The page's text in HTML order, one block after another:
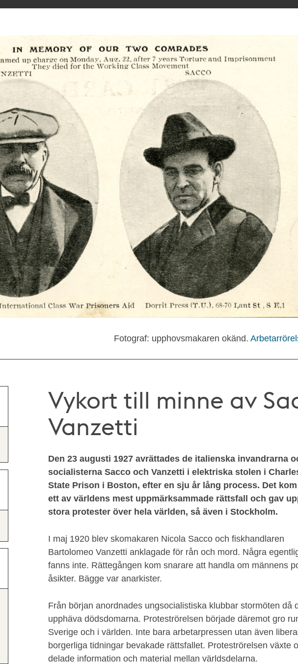
Fotograf: upphovsmakaren okänd.
Vykort till minne av
Vanzetti
Den 23 augusti 1927 avrättades de italienska invandrarna
socialisterna Sacco och Vanzetti i elektriska stolen i
State Prison i Boston, efter en sju år lång process. Det
ett av världens mest uppmärksammade rättsfall och gav
stora protester över hela världen, så även i Stockholm.
I maj 1920 blev skomakaren Nicola Sacco och fiskhandlaren
Bartolomeo Vanzetti anklagade för rån och mord. Några
fanns inte. Rättegången kom snarare att handla om männens
åsikter. Bägge var anarkister.
Från början anordnades ungsocialistiska klubbar stormöten då
upphäva dödsdomarna. Proteströrelsen började däremot gro
Sverige och i världen. Inte bara arbetarpressen utan även
borgerliga tidningar bevakade rättsfallet. Proteströrelsen växte
delade information och material mellan världsdelarna.